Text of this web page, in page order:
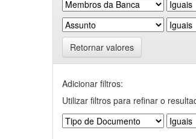
Retornar valores
Adicionar filtros:
Utilizar filtros para refinar o